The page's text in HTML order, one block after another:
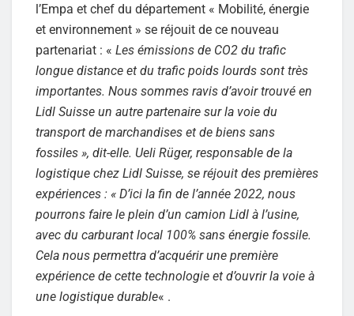
l’Empa et chef du département « Mobilité, énergie
et environnement » se réjouit de ce nouveau
partenariat : « Les émissions de CO2 du trafic
longue distance et du trafic poids lourds sont très
importantes. Nous sommes ravis d’avoir trouvé en
Lidl Suisse un autre partenaire sur la voie du
transport de marchandises et de biens sans
fossiles », dit-elle. Ueli Rüger, responsable de la
logistique chez Lidl Suisse, se réjouit des premières
expériences : « D’ici la fin de l’année 2022, nous
pourrons faire le plein d’un camion Lidl à l’usine,
avec du carburant local 100% sans énergie fossile.
Cela nous permettra d’acquérir une première
expérience de cette technologie et d’ouvrir la voie à
une logistique durable« .